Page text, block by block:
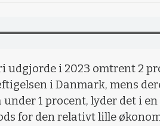
udgjorde i 2023 omtrent 2
i Danmark, mens
1 procent, lyder det i
for den relativt lille